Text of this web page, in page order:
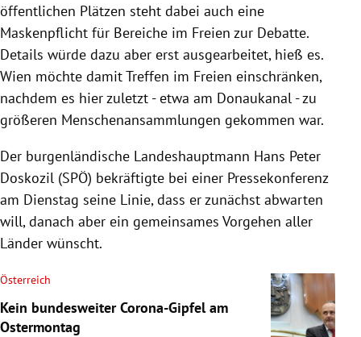
öffentlichen Plätzen steht dabei auch eine
Maskenpflicht für Bereiche im Freien zur Debatte.
Details würde dazu aber erst ausgearbeitet, hieß es.
Wien möchte damit Treffen im Freien einschränken,
nachdem es hier zuletzt - etwa am Donaukanal - zu
größeren Menschenansammlungen gekommen war.
Der burgenländische Landeshauptmann Hans Peter
Doskozil (SPÖ) bekräftigte bei einer Pressekonferenz
am Dienstag seine Linie, dass er zunächst abwarten
will, danach aber ein gemeinsames Vorgehen aller
Länder wünscht.
Österreich
Kein bundesweiter Corona-Gipfel am
Ostermontag